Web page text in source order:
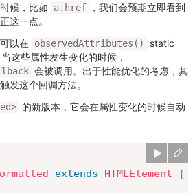
候，比如
a.href
，我们会预期立即看到
这一点。
以在 observedAttributes()
static
这些属性发生变化的时候，
会被调用。出于性能优化的考虑，其
发这个回调方法。
的新版本，它会在属性变化的时候自动
extends HTMLElement {